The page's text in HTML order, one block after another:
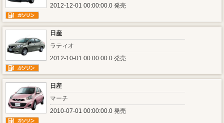
2012-12-01 00:00:00.0 発売
日産
ラティオ
2012-10-01 00:00:00.0 発売
日産
マーチ
2010-07-01 00:00:00.0 発売